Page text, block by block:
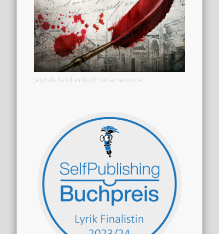
Jetzt als Taschenbuch bei amazon.de